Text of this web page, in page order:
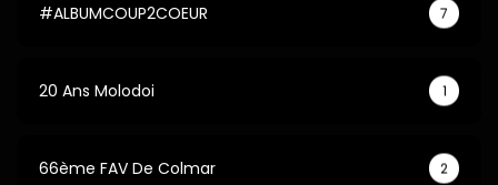
#ALBUMCOUP2COEUR 7
20 Ans Molodoi 1
66ème FAV De Colmar 2